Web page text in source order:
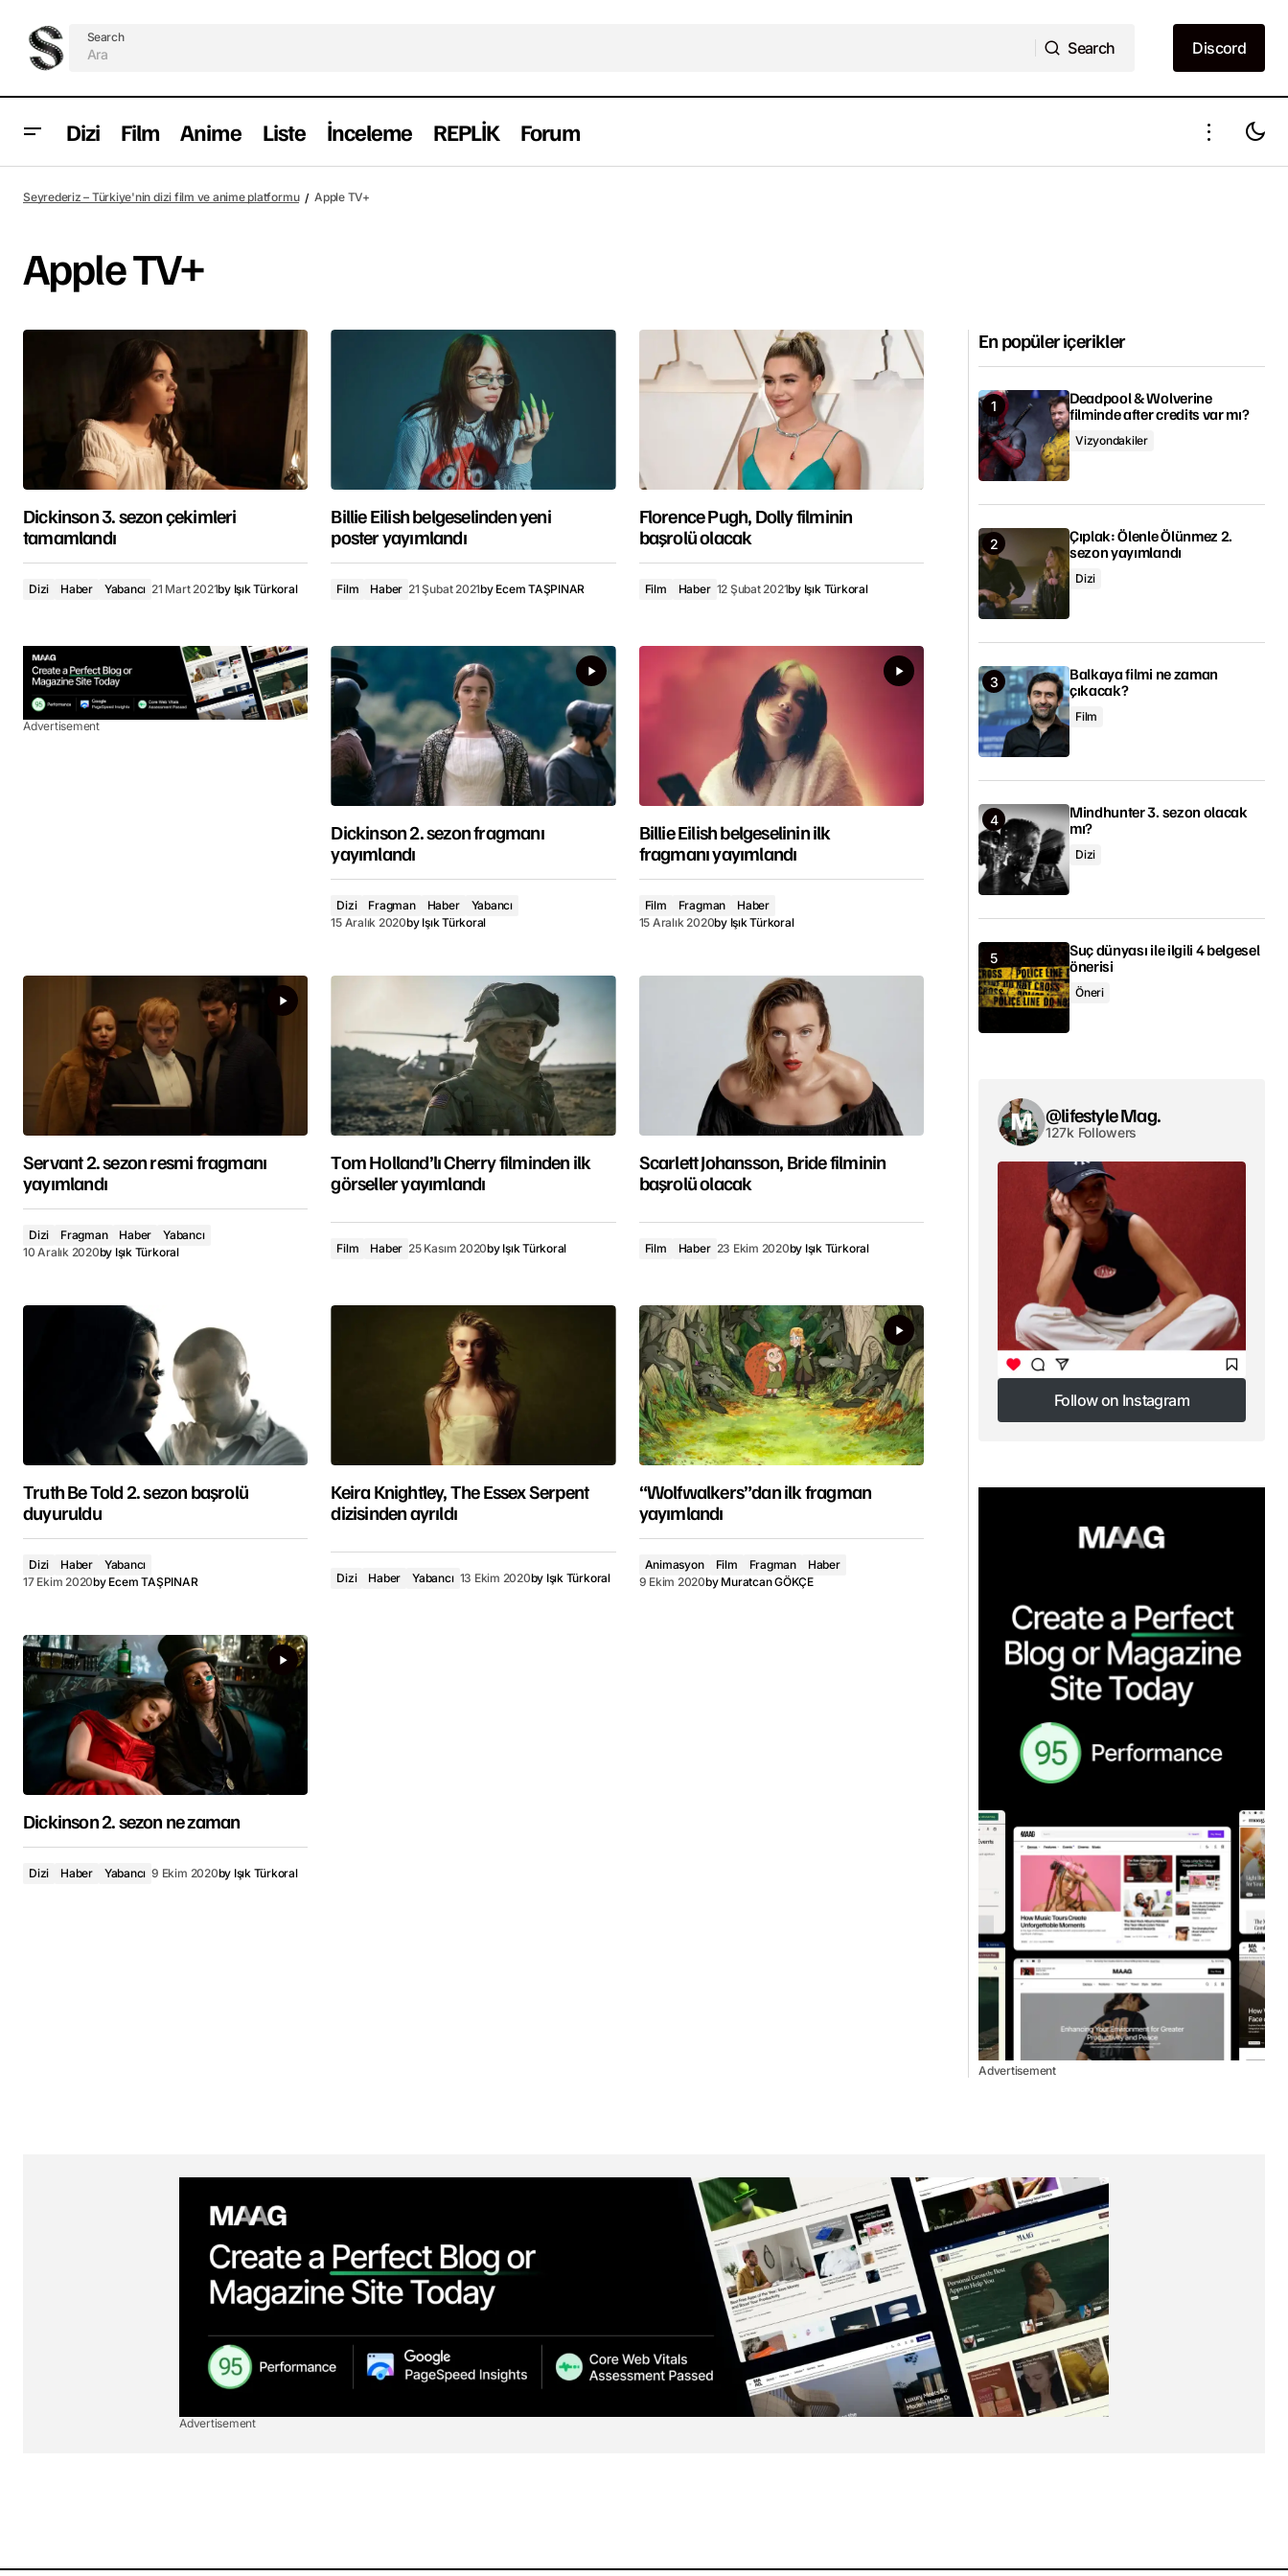
Search
Search
Discord
Discord
Dizi Film Anime Liste İnceleme REPLİK Forum
Seyrederiz – Türkiye'nin dizi film ve anime platformu Apple TV+
Apple TV+
Dickinson 3. sezon çekimleri
tamamlandı
Dizi Haber Yabancı 21 Mart 2021by Işık Türkoral
Billie Eilish belgeselinden yeni
poster yayımlandı
Film Haber 21 Şubat 2021by Ecem TAŞPINAR
Florence Pugh, Dolly filminin
başrolü olacak
Film Haber 12 Şubat 2021by Işık Türkoral
Advertisement
Dickinson 2. sezon fragmanı
yayımlandı
Dizi Fragman Haber
Yabancı
15 Aralık 2020by Işık Türkoral
Billie Eilish belgeselinin ilk
fragmanı yayımlandı
Film Fragman
Haber
15 Aralık 2020by Işık Türkoral
Servant 2. sezon resmi fragmanı
yayımlandı
Dizi Fragman Haber
Yabancı
10 Aralık 2020by Işık Türkoral
Tom Holland’lı Cherry filminden ilk
görseller yayımlandı
Film Haber 25 Kasım 2020by Işık Türkoral
Scarlett Johansson, Bride filminin
başrolü olacak
Film Haber 23 Ekim 2020by Işık Türkoral
Truth Be Told 2. sezon başrolü
duyuruldu
Dizi Haber
Yabancı
17 Ekim 2020by Ecem TAŞPINAR
Keira Knightley, The Essex Serpent
dizisinden ayrıldı
Dizi Haber Yabancı 13 Ekim 2020by Işık Türkoral
“Wolfwalkers”dan ilk fragman
yayımlandı
Animasyon Film Fragman
Haber
9 Ekim 2020by Muratcan GÖKÇE
Dickinson 2. sezon ne zaman
Dizi Haber Yabancı 9 Ekim 2020by Işık Türkoral
En popüler içerikler
Deadpool & Wolverine
filminde after credits var mı?
Vizyondakiler
Çıplak: Ölenle Ölünmez 2.
sezon yayımlandı
Dizi
Balkaya filmi ne zaman
çıkacak?
Film
Mindhunter 3. sezon olacak
mı?
Dizi
Suç dünyası ile ilgili 4 belgesel
önerisi
Öneri
@lifestyle Mag.
127k Followers
Follow on Instagram
Follow on Instagram
Advertisement
Advertisement